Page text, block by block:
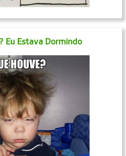
Eu Estava Dormindo